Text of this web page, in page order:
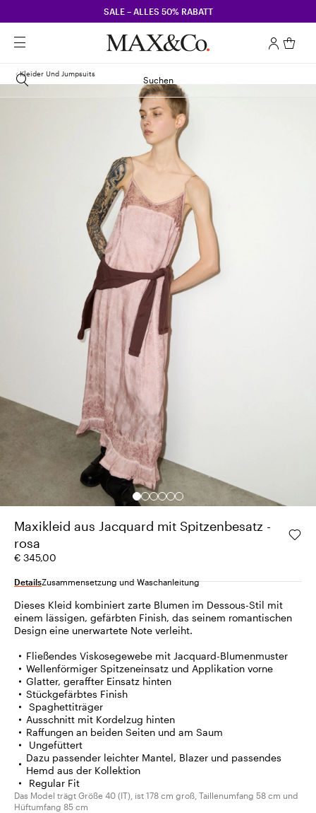
SALE – ALLES 50% RABATT
Suchen
Kleider Und Jumpsuits
Maxikleid aus Jacquard mit Spitzenbesatz -
rosa
€ 345,00
DetailsZusammensetzung und Waschanleitung
Dieses Kleid kombiniert zarte Blumen im Dessous-Stil mit
einem lässigen, gefärbten Finish, das seinem romantischen
Design eine unerwartete Note verleiht.
Fließendes Viskosegewebe mit Jacquard-Blumenmuster
Wellenförmiger Spitzeneinsatz und Applikation vorne
Glatter, geraffter Einsatz hinten
Stückgefärbtes Finish
Spaghettiträger
Ausschnitt mit Kordelzug hinten
Raffungen an beiden Seiten und am Saum
Ungefüttert
Dazu passender leichter Mantel, Blazer und passendes
Hemd aus der Kollektion
Regular Fit
Das Model trägt Größe 40 (IT), ist 178 cm groß, Taillenumfang 58 cm und
Hüftumfang 85 cm